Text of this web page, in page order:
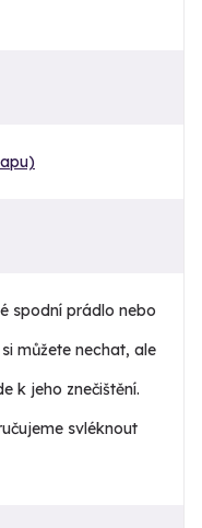
spodní prádlo nebo
můžete nechat, ale
k jeho znečištění.
svléknout